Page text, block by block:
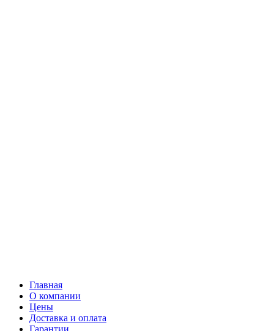
Главная
О компании
Цены
Доставка и оплата